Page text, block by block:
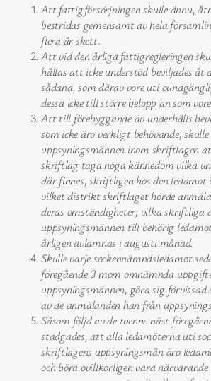
Att fattigförsörjningen skulle ännu,
bestridas gemensamt av hela
flera år skett.
Att vid den årliga fattigregleringen
hållas att icke understöd beviljades
sådana, som därav vore uti
dessa icke till större belopp än som
Att till förebyggande av underhålls
som icke äro verkligt behövande,
uppsyningsmännen inom skriftlagen
skriftlag taga noga kännedom vilka
där finnes, skriftligen hos den ledamot
vilket distrikt skriftlaget hörde
deras omständigheter; vilka skriftliga
uppsyningsmännen till behörig
årligen avlämnas i augusti månad.
Skulle varje sockennämndsledamot
föregående 3 mom omnämnda
uppsyningsmännen, göra sig
av de anmälanden han från
Såsom följd av de tvenne näst
stadgades, att alla ledamöterna uti
skriftlagens uppsyningsmän äro
och böra ovillkorligen vara